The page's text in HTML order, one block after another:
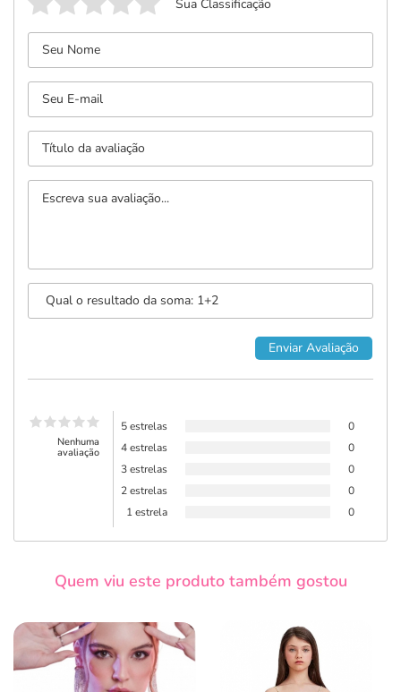
Sua Classificação
Nenhuma
avaliação
5 estrelas
0
4 estrelas
0
3 estrelas
0
2 estrelas
0
1 estrela
0
Quem viu este produto também gostou